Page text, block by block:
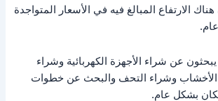
الارتفاع المبالغ فيه في الأسعار المتواجدة
عن شراء الأجهزة الكهربائية وشراء
الأخشاب وشراء التحف والبحث عن خطوات
بشكل عام.